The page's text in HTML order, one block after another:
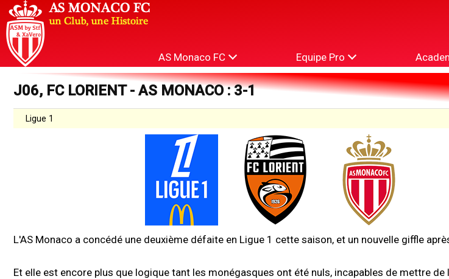
AS Monaco FC Equipe Pro
J06, FC LORIENT - AS MONACO : 3-1
Ligue 1
L'AS Monaco a concédé une deuxième défaite en Ligue 1 cette saison, et un nouvelle giffle
Et elle est encore plus que logique tant les monégasques ont été nuls, incapables de mettre de